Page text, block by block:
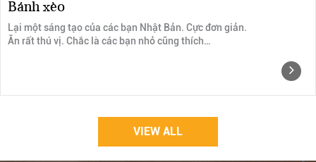
Bánh xèo
Lại một sáng tạo của các bạn Nhật Bản. Cực đơn giản.
Ăn rất thú vị. Chắc là các bạn nhỏ cũng thích…
VIEW ALL